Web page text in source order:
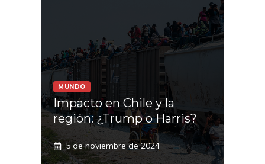
MUNDO
Impacto en Chile y la
región: ¿Trump o Harris?
5 de noviembre de 2024